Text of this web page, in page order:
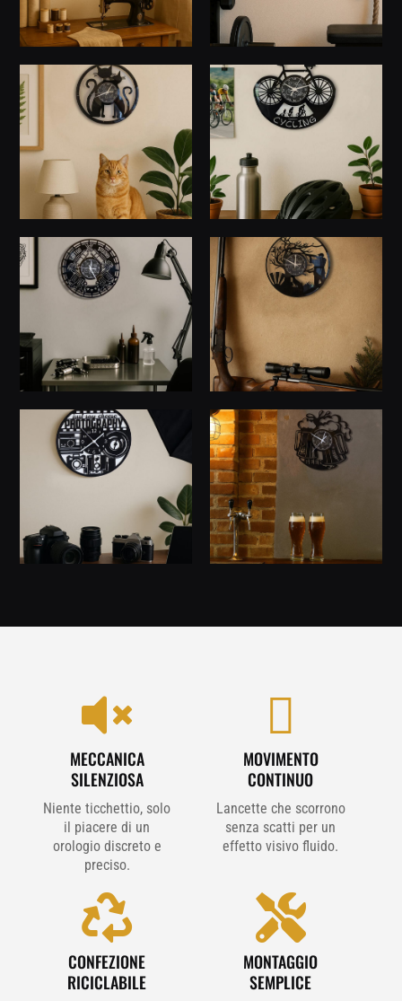

MECCANICA
SILENZIOSA
Niente ticchettio, solo
il piacere di un
orologio discreto e
preciso.

MOVIMENTO
CONTINUO
Lancette che scorrono
senza scatti per un
effetto visivo fluido.

CONFEZIONE
RICICLABILE

MONTAGGIO
SEMPLICE